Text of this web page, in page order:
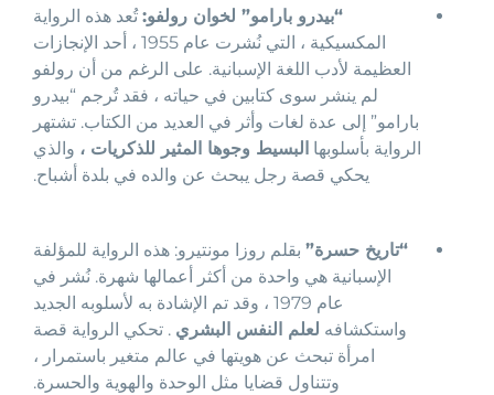
“بيدرو بارامو” لخوان رولفو:تُعد هذه الرواية
المكسيكية ، التي نُشرت عام 1955 ، أحد الإنجازات
العظيمة لأدب اللغة الإسبانية. على الرغم من أن رولفو
لم ينشر سوى كتابين في حياته ، فقد تُرجم “بيدرو
بارامو” إلى عدة لغات وأثر في العديد من الكتاب. تشتهر
الرواية بأسلوبها البسيط وجوها المثير للذكريات ، والذي
يحكي قصة رجل يبحث عن والده في بلدة أشباح.
“تاريخ حسرة”بقلم روزا مونتيرو: هذه الرواية للمؤلفة
الإسبانية هي واحدة من أكثر أعمالها شهرة. نُشر في
عام 1979 ، وقد تم الإشادة به لأسلوبه الجديد
واستكشافه لعلم النفس البشري. تحكي الرواية قصة
امرأة تبحث عن هويتها في عالم متغير باستمرار ،
وتتناول قضايا مثل الوحدة والهوية والحسرة.